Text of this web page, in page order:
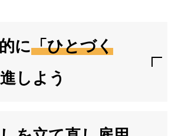
に「ひとづく
しよう